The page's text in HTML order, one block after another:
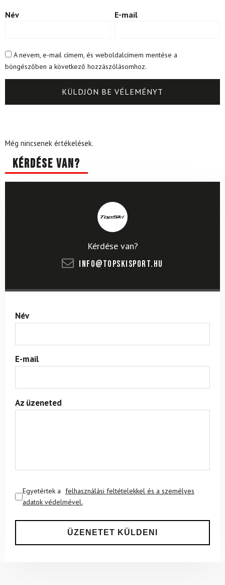
Név E-mail
A nevem, e-mail címem, és weboldalcímem mentése a
böngészőben a következő hozzászólásomhoz.
Még nincsenek értékelések.
Kérdése van?
Kérdése van?
info@topskisport.hu
Név
E-mail
Az üzeneted
Egyetértek a felhasználási feltételekkel és a személyes
adatok védelmével.